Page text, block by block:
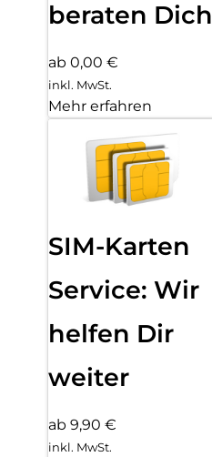
beraten Dich
ab 0,00 €
inkl. MwSt.
Mehr erfahren
SIM-Karten
Service: Wir
helfen Dir
weiter
ab 9,90 €
inkl. MwSt.